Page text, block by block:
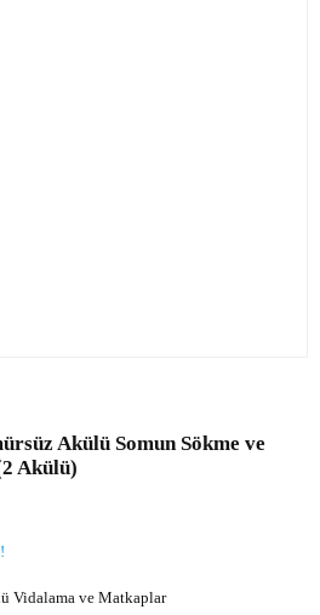
Akülü Somun Sökme ve
Akülü)
Vidalama ve Matkaplar